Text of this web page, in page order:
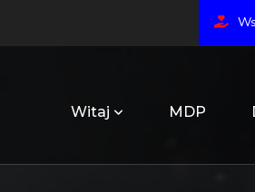
Witaj MDP